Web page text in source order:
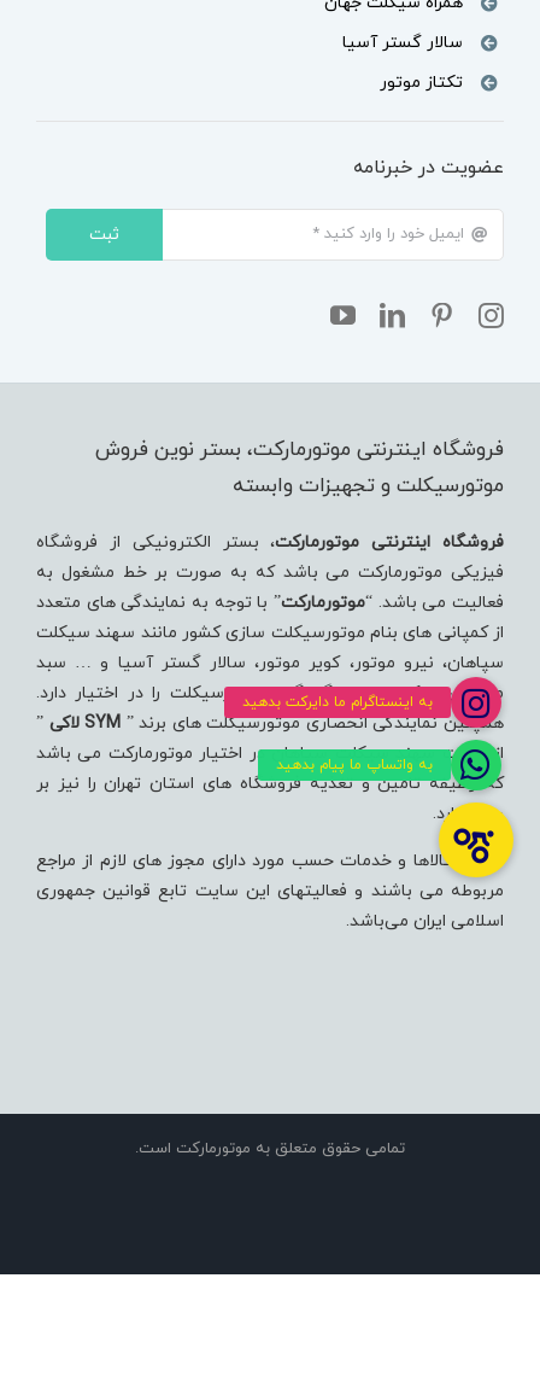
سالار گستر آسیا
تکتاز موتور
عضویت در خبرنامه
ثبت
فروشگاه اینترنتی موتورمارکت، بستر نوین فروش
موتورسیکلت و تجهیزات وابسته
فروشگاه اینترنتی موتورمارکت، بستر الکترونیکی از فروشگاه
فیزیکی موتورمارکت می باشد که به صورت بر خط مشغول به
فعالیت می باشد. “موتورمارکت” با توجه به نمایندگی های متعدد
از کمپانی های بنام موتورسیکلت سازی کشور مانند سهند سیکلت
سپاهان، نیرو موتور، کویر موتور، سالار گستر آسیا و … سبد
متنوعی از کلاس های گوناگون موتورسیکلت را در اختیار دارد.
همچنین نمایندگی انحصاری موتورسیکلت های برند ” SYM لاکی
”
از شرکت سهند سیکلت سپاهان در اختیار موتورمارکت می باشد
که وظیفه تامین و تغذیه فروشگاه های استان تهران را نیز بر
عهده دارد.
تمامی کالاها و خدمات حسب مورد دارای مجوز های لازم از مراجع
مربوطه می باشند و فعالیتهای این سایت تابع قوانین جمهوری
اسلامی ایران می‌باشد.
تمامی حقوق متعلق به موتورمارکت است.